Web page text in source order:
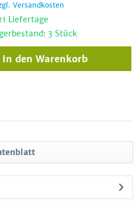
Versandkosten
Liefertage
3 Stück
In den Warenkorb